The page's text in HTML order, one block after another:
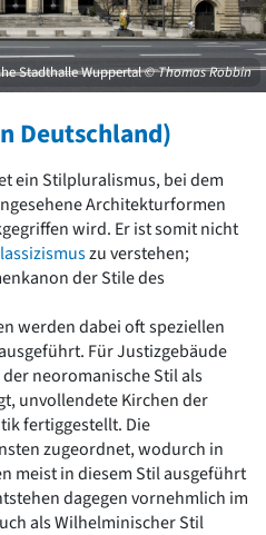
Bauten NRW 2020
Stadthalle Wuppertal© Thomas Robbin
Deutschland)
ein Stilpluralismus, bei dem
Architekturformen
wird. Er ist somit nicht
zu verstehen;
der Stile des
werden dabei oft speziellen
Für Justizgebäude
neoromanische Stil als
unvollendete Kirchen der
fertiggestellt. Die
zugeordnet, wodurch in
meist in diesem Stil ausgeführt
dagegen vornehmlich im
als Wilhelminischer Stil